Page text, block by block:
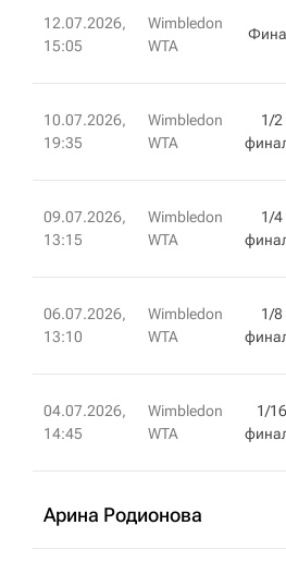
12.07.2026,
15:05
Wimbledon
WTA
10.07.2026,
19:35
Wimbledon
WTA
1/2
09.07.2026,
13:15
Wimbledon
WTA
1/4
06.07.2026,
13:10
Wimbledon
WTA
1/8
04.07.2026,
14:45
Wimbledon
WTA
1/16
Арина Родионова